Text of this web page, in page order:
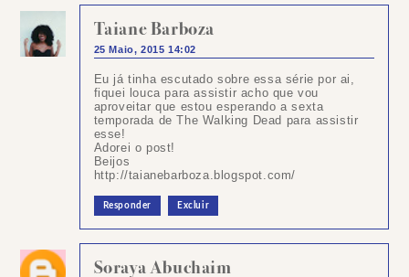
Taiane Barboza
25 Maio, 2015 14:02
Eu já tinha escutado sobre essa série por ai,
fiquei louca para assistir acho que vou
aproveitar que estou esperando a sexta
temporada de The Walking Dead para assistir
esse!
Adorei o post!
Beijos
http://taianebarboza.blogspot.com/
Responder Excluir
Soraya Abuchaim